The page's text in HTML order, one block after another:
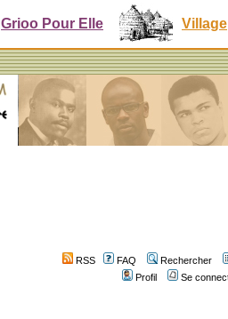
Grioo Pour Elle Village
RSS FAQ
Rechercher
Profil
Se